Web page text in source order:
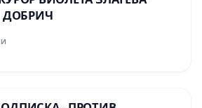
ДОБРИЧ